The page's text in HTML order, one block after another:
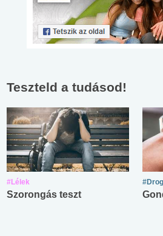
Teszteld a tudásod!
#Lélek
Szorongás teszt